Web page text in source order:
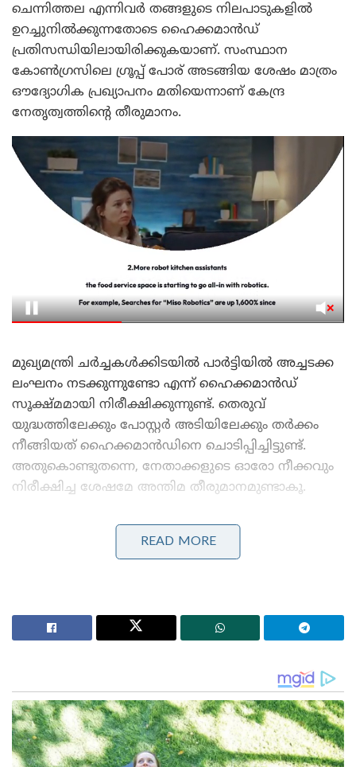
ചെന്നിത്തല എന്നിവർ തങ്ങളുടെ നിലപാടുകളിൽ
ഉറച്ചുനിൽക്കുന്നതോടെ ഹൈക്കമാൻഡ്
പ്രതിസന്ധിയിലായിരിക്കുകയാണ്. സംസ്ഥാന
കോൺഗ്രസിലെ ഗ്രൂപ്പ് പോര് അടങ്ങിയ ശേഷം മാത്രം
ഔദ്യോഗിക പ്രഖ്യാപനം മതിയെന്നാണ് കേന്ദ്ര
നേതൃത്വത്തിന്റെ തീരുമാനം.
മുഖ്യമന്ത്രി ചർച്ചകൾക്കിടയിൽ പാർട്ടിയിൽ അച്ചടക്ക
ലംഘനം നടക്കുന്നുണ്ടോ എന്ന് ഹൈക്കമാൻഡ്
സൂക്ഷ്മമായി നിരീക്ഷിക്കുന്നുണ്ട്. തെരുവ്
യുദ്ധത്തിലേക്കും പോസ്റ്റർ അടിയിലേക്കും തർക്കം
നീങ്ങിയത് ഹൈക്കമാൻഡിനെ ചൊടിപ്പിച്ചിട്ടുണ്ട്.
അതുകൊണ്ടുതന്നെ, നേതാക്കളുടെ ഓരോ നീക്കവും
നിരീക്ഷിച്ച ശേഷമേ അന്തിമ തീരുമാനമുണ്ടാകൂ.
Stories you may like
തട്ടിയെടുത്ത് ബംഗ്ലാദേശികൾ
നേതാക്കളും പിന്മാറാൻ തയ്യാറല്ല. ഹൈക്കമാൻഡിന്
ഏറ്റവും പ്രിയപ്പെട്ട നേതാവ് എന്ന നിലയിൽ കെ.സി
തന്നെ മുഖ്യമന്ത്രിയാകുമെന്ന ഉറച്ച വിശ്വാസത്തിലാണ്
അദ്ദേഹത്തിന് അനുകൂലമായി നിൽക്കുന്നവർ.
READ MORE